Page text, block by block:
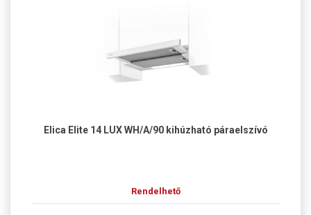
Elica Elite 14 LUX WH/A/90 kihúzható páraelszívó
Rendelhető